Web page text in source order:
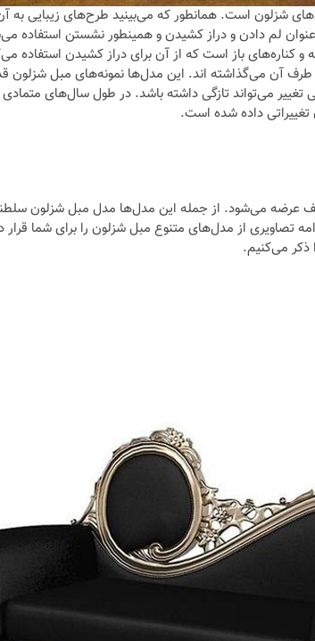
شزلون است. همانطور که می‌بینید طرح‌های زیبایی
لم دادن و دراز کشیدن و همینطور نشستن استفاده
کناره‌های باز است که از آن برای دراز کشیدن استفاده
طرف آن می‌گذاشته اند. این مدل‌ها نمونه‌های مبل شزلون
تغییر می‌تواند تازگی داشته باشد. در طول سال‌های
داده شده است.
می‌شود. از جمله این مدل‌ها مدل مبل شزلون
تصاویری از مدل‌های متنوع مبل شزلون را برای شما
ذکر می‌کنیم.